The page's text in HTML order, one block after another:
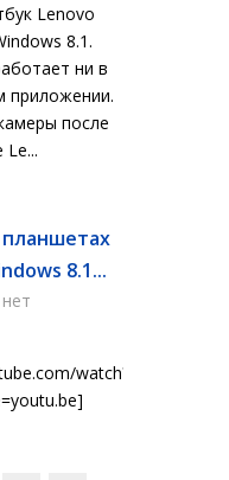
Lenovo
8.1.
ни в
приложении.
после
Le...
8.1...
нет
watch?